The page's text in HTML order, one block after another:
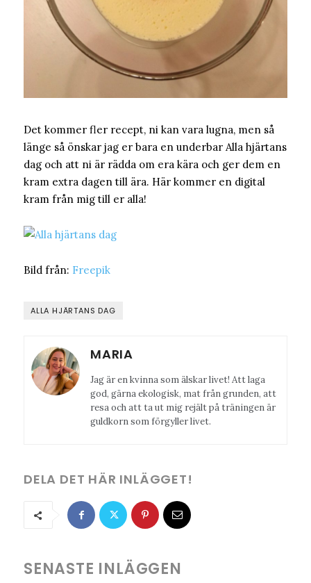
Det kommer fler recept, ni kan vara lugna, men så
länge så önskar jag er bara en underbar Alla hjärtans
dag och att ni är rädda om era kära och ger dem en
kram extra dagen till ära. Här kommer en digital
kram från mig till er alla!
Bild från: Freepik
ALLA HJÄRTANS DAG
MARIA
Jag är en kvinna som älskar livet! Att laga
god, gärna ekologisk, mat från grunden, att
resa och att ta ut mig rejält på träningen är
guldkorn som förgyller livet.
DELA DET HÄR INLÄGGET!
SENASTE INLÄGGEN